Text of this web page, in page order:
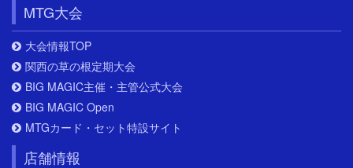
MTG大会
大会情報TOP
関西の草の根定期大会
BIG MAGIC主催・主管公式大会
BIG MAGIC Open
MTGカード・セット特設サイト
店舗情報